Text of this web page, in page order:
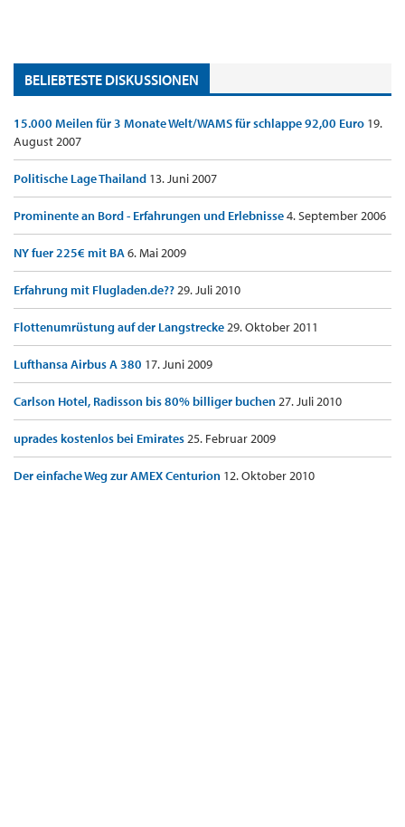
BELIEBTESTE DISKUSSIONEN
15.000 Meilen für 3 Monate Welt/WAMS für schlappe 92,00 Euro 19.
August 2007
Politische Lage Thailand 13. Juni 2007
Prominente an Bord - Erfahrungen und Erlebnisse4. September 2006
NY fuer 225€ mit BA6. Mai 2009
Erfahrung mit Flugladen.de??29. Juli 2010
Flottenumrüstung auf der Langstrecke29. Oktober 2011
Lufthansa Airbus A 380 17. Juni 2009
Carlson Hotel, Radisson bis 80% billiger buchen27. Juli 2010
uprades kostenlos bei Emirates25. Februar 2009
Der einfache Weg zur AMEX Centurion 12. Oktober 2010